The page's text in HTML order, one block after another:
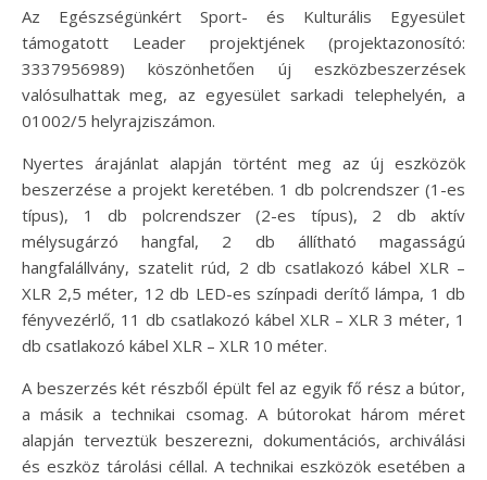
Az Egészségünkért Sport- és Kulturális Egyesület
támogatott Leader projektjének (projektazonosító:
3337956989) köszönhetően új eszközbeszerzések
valósulhattak meg, az egyesület sarkadi telephelyén, a
01002/5 helyrajziszámon.
Nyertes árajánlat alapján történt meg az új eszközök
beszerzése a projekt keretében. 1 db polcrendszer (1-es
típus), 1 db polcrendszer (2-es típus), 2 db aktív
mélysugárzó hangfal, 2 db állítható magasságú
hangfalállvány, szatelit rúd, 2 db csatlakozó kábel XLR –
XLR 2,5 méter, 12 db LED-es színpadi derítő lámpa, 1 db
fényvezérlő, 11 db csatlakozó kábel XLR – XLR 3 méter, 1
db csatlakozó kábel XLR – XLR 10 méter.
A beszerzés két részből épült fel az egyik fő rész a bútor,
a másik a technikai csomag. A bútorokat három méret
alapján terveztük beszerezni, dokumentációs, archiválási
és eszköz tárolási céllal. A technikai eszközök esetében a